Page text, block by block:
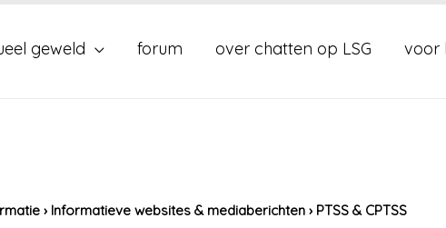
geweld forum over chatten op LSG voor
› Informatieve websites & mediaberichten › PTSS & CPTSS